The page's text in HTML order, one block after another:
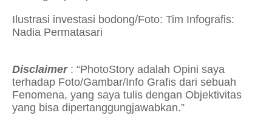
Ilustrasi investasi bodong/Foto: Tim Infografis:
Nadia Permatasari
Disclaimer: “PhotoStory adalah Opini saya
terhadap Foto/Gambar/Info Grafis dari sebuah
Fenomena, yang saya tulis dengan Objektivitas
yang bisa dipertanggungjawabkan.”